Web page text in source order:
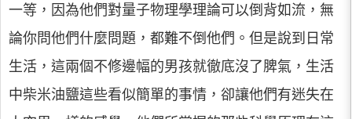
一等，因為他們對量子物理學理論可以倒背如流，無
論你問他們什麼問題，都難不倒他們。但是說到日常
生活，這兩個不修邊幅的男孩就徹底沒了脾氣，生活
中柴米油鹽這些看似簡單的事情，卻讓他們有迷失在